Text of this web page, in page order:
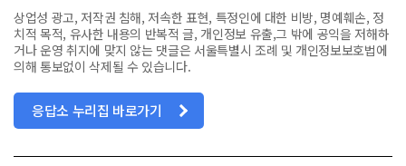
상업성 광고, 저작권 침해, 저속한 표현, 특정인에 대한 비방, 명예훼손, 정
치적 목적, 유사한 내용의 반복적 글, 개인정보 유출,그 밖에 공익을 저해하
거나 운영 취지에 맞지 않는 댓글은 서울특별시 조례 및 개인정보보호법에
의해 통보없이 삭제될 수 있습니다.
응답소 누리집 바로가기